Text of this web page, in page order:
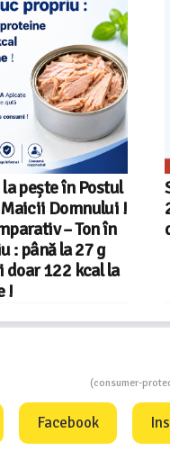
pește în Postul
Domnului !
– Ton în
: până la 27 g
doar 122 kcal la
!
(consumer-
Facebook